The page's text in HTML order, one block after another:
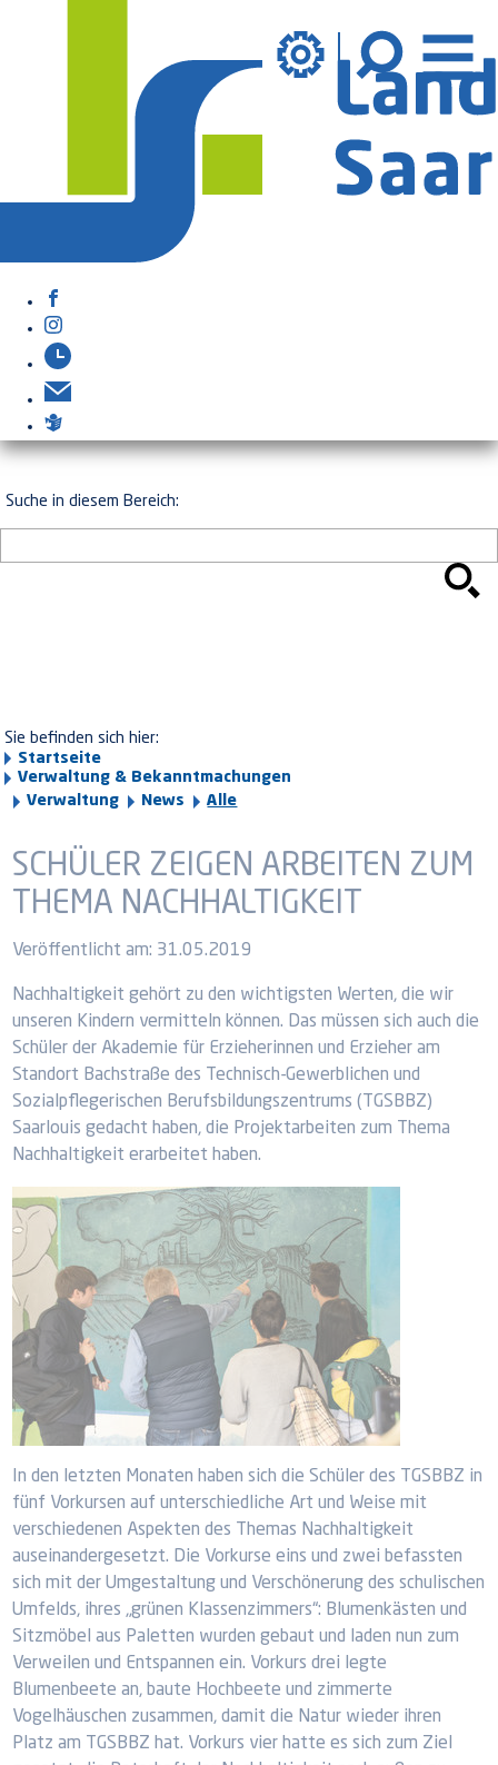
Suche in diesem Bereich:
Sie befinden sich hier:
Startseite
Verwaltung & Bekanntmachungen
Verwaltung
News Alle
SCHÜLER ZEIGEN ARBEITEN ZUM
THEMA NACHHALTIGKEIT
Veröffentlicht am: 31.05.2019
Nachhaltigkeit gehört zu den wichtigsten Werten, die wir
unseren Kindern vermitteln können. Das müssen sich auch die
Schüler der Akademie für Erzieherinnen und Erzieher am
Standort Bachstraße des Technisch-Gewerblichen und
Sozialpflegerischen Berufsbildungszentrums (TGSBBZ)
Saarlouis gedacht haben, die Projektarbeiten zum Thema
Nachhaltigkeit erarbeitet haben.
In den letzten Monaten haben sich die Schüler des TGSBBZ in
fünf Vorkursen auf unterschiedliche Art und Weise mit
verschiedenen Aspekten des Themas Nachhaltigkeit
auseinandergesetzt. Die Vorkurse eins und zwei befassten
sich mit der Umgestaltung und Verschönerung des schulischen
Umfelds, ihres „grünen Klassenzimmers“: Blumenkästen und
Sitzmöbel aus Paletten wurden gebaut und laden nun zum
Verweilen und Entspannen ein. Vorkurs drei legte
Blumenbeete an, baute Hochbeete und zimmerte
Vogelhäuschen zusammen, damit die Natur wieder ihren
Platz am TGSBBZ hat. Vorkurs vier hatte es sich zum Ziel